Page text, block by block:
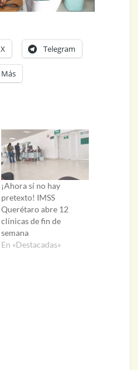
X Telegram
Más
¡Ahora sí no hay
pretexto! IMSS
Querétaro abre 12
clínicas de fin de
semana
En «Destacadas»